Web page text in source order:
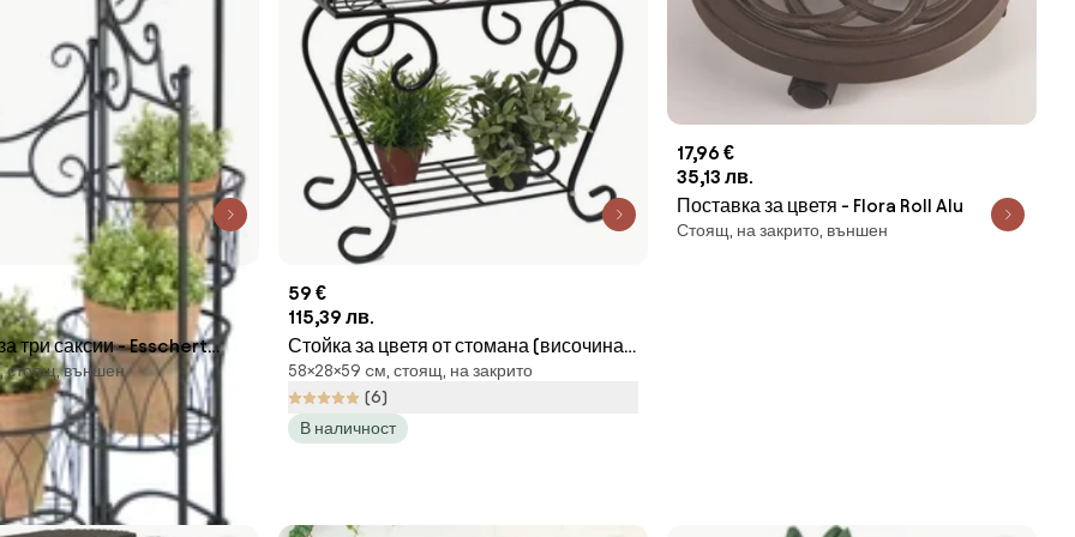
три саксии - Esschert
стоящ, външен
59 €
115,39 лв.
Стойка за цветя от стомана (височина
58 cm) – Garden Pleasure
58×28×59 cм, стоящ, на закрито
(6)
В наличност
17,96 €
35,13 лв.
Поставка за цветя - Flora Roll Alu
Стоящ, на закрито, външен